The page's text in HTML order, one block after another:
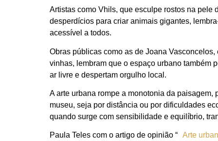
Artistas como Vhils, que esculpe rostos na pele
desperdícios para criar animais gigantes,
acessível a todos.
Obras públicas como as de Joana
vinhas, lembram que o espaço urbano também
ar livre e despertam orgulho local.
A arte urbana rompe a monotonia da
museu, seja por distância ou por dificuldades
quando surge com sensibilidade e equilíbrio,
Paula Teles com o artigo de opinião “ Arte